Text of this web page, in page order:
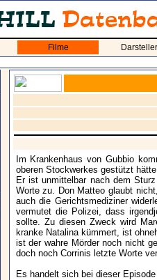
Filme Darsteller
Im Krankenhaus von Gubbio
oberen Stockwerkes gestützt
Er ist unmittelbar nach dem
Worte zu. Don Matteo glaubt
auch die Gerichtsmediziner
vermutet die Polizei, dass
sollte. Zu diesen Zweck wird
kranke Natalina kümmert, ist
ist der wahre Mörder noch nicht
doch noch Corrinis letzte Worte
Es handelt sich bei dieser